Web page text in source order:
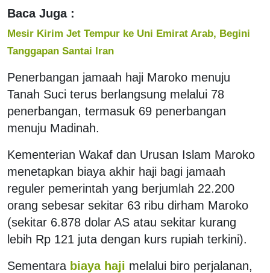
Baca Juga :
Mesir Kirim Jet Tempur ke Uni Emirat Arab, Begini
Tanggapan Santai Iran
Penerbangan jamaah haji Maroko menuju
Tanah Suci terus berlangsung melalui 78
penerbangan, termasuk 69 penerbangan
menuju Madinah.
Kementerian Wakaf dan Urusan Islam Maroko
menetapkan biaya akhir haji bagi jamaah
reguler pemerintah yang berjumlah 22.200
orang sebesar sekitar 63 ribu dirham Maroko
(sekitar 6.878 dolar AS atau sekitar kurang
lebih Rp 121 juta dengan kurs rupiah terkini).
Sementara biaya haji melalui biro perjalanan,